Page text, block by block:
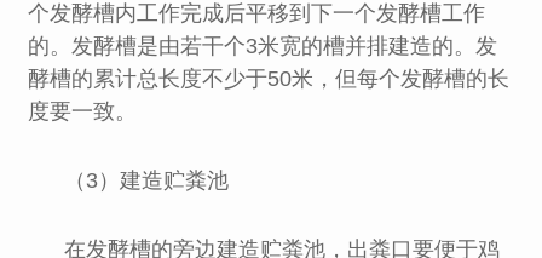
个发酵槽内工作完成后平移到下一个发酵槽工作
的。发酵槽是由若干个3米宽的槽并排建造的。发
酵槽的累计总长度不少于50米，但每个发酵槽的长
度要一致。
（3）建造贮粪池
在发酵槽的旁边建造贮粪池，出粪口要便于鸡